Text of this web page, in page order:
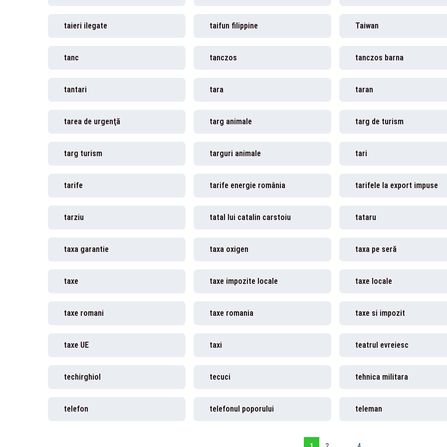
taieri ilegate taifun filippine Taiwan
tanc tanczos tanczos barna
tantari tara taran
tarea de urgenţă targ animale targ de turism
targ turism targuri animale tari
tarife tarife energie românia tarifele la export impuse
tarziu tatal lui catalin carstoiu tataru
taxa garantie taxa oxigen taxa pe seră
taxe taxe impozite locale taxe locale
taxe romani taxe romania taxe si impozit
taxe UE taxi teatrul evreiesc
techirghiol tecuci tehnica militara
telefon telefonul poporului teleman